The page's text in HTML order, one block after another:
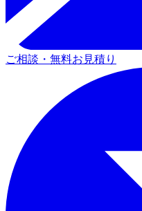
ご相談・無料お見積り